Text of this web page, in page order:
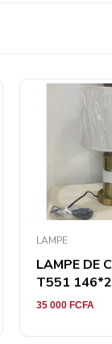
LAMPE
LAMPE DE
T551
35 000 FCFA